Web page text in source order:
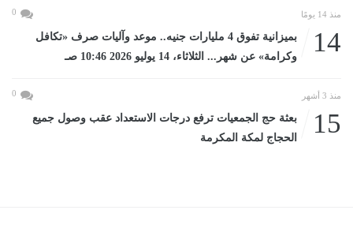
منذ 14 يومًا 0
14
بميزانية تفوق 4 مليارات جنيه.. موعد وآليات صرف «تكافل
وكرامة» عن شهر... الثلاثاء، 14 يوليو 2026 10:46 صـ
منذ 3 أشهر 0
15
بعثة حج الجمعيات ترفع درجات الاستعداد عقب وصول جميع
الحجاج لمكة المكرمة